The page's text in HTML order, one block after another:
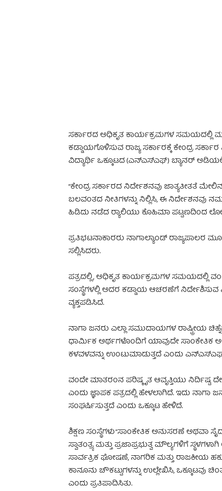
ಸರ್ಕಾರದ ಅಧಿಕೃತ ಕಾರ್ಯಕ್ರಮಗಳ ಸಮಯದಲ್ಲಿ
ಕಡ್ಡಾಯಗೊಳಿಸುವ ರಾಜ್ಯ ಸರ್ಕಾರಕ್ಕೆ ಕೇಂದ್ರ
ವಿದ್ಯಾರ್ಥಿ ಒಕ್ಕೂಟದ (ಎನ್‌ಎಸ್‌ಎಫ್) ಬ್ಯಾನರ್ ಅಡಿಯಲ್ಲಿ
“ಕೇಂದ್ರ ಸರ್ಕಾರದ ನಿರ್ದೇಶನವು ಜಾತ್ಯತೀತತೆ
ಬಲವಂತದ ನೀತಿಗಳನ್ನು ನಿಲ್ಲಿಸಿ, ಈ ನಿರ್ದೇಶನವು
ಹಿಡಿದು ನಡೆದ ರ‍್ಯಾಲಿಯು ಕೊಹಿಮಾ ಪಟ್ಟಣದಿಂದ
ಪ್ರತಿಭಟನಾಕಾರರು ನಾಗಾಲ್ಯಾಂಡ್ ರಾಜ್ಯಪಾಲರ
ಸಲ್ಲಿಸಿದರು.
ಪತ್ರದಲ್ಲಿ, ಅಧಿಕೃತ ಕಾರ್ಯಕ್ರಮಗಳ ಸಮಯದಲ್ಲಿ
ಸಂಸ್ಥೆಗಳಲ್ಲಿ ಅದರ ಕಡ್ಡಾಯ ಆಚರಣೆಗೆ
ವ್ಯಕ್ತಪಡಿಸಿದೆ.
ನಾಗಾ ಜನರು ಎಲ್ಲಾ ಸಮುದಾಯಗಳ ರಾಷ್ಟ್ರೀಯ
ಧಾರ್ಮಿಕ ಅರ್ಥಗಳೊಂದಿಗೆ ಯಾವುದೇ ಸಾಂಕೇತಿಕ
ಕಳವಳವನ್ನು ಉಂಟುಮಾಡುತ್ತದೆ ಎಂದು
ವಂದೇ ಮಾತರಂನ ಪರಿಷ್ಕೃತ ಆವೃತ್ತಿಯು ನಿರ್ದಿಷ್ಟ
ಎಂದು ಜ್ಞಾಪಕ ಪತ್ರದಲ್ಲಿ ಹೇಳಲಾಗಿದೆ. ಇದು ನಾಗಾ
ಸಂಘರ್ಷಿಸುತ್ತದೆ ಎಂದು ಒಕ್ಕೂಟ ಹೇಳಿದೆ.
ಶಿಕ್ಷಣ ಸಂಸ್ಥೆಗಳು “ಸಾಂಕೇತಿಕ ಅನುಸರಣೆ ಅಥವಾ
ಸ್ವಾತಂತ್ರ್ಯ ಮತ್ತು ಪ್ರಜಾಪ್ರಭುತ್ವ ಮೌಲ್ಯಗಳಿಗೆ
ಸಾರ್ವತ್ರಿಕ ಘೋಷಣೆ, ನಾಗರಿಕ ಮತ್ತು ರಾಜಕೀಯ
ಕಾನೂನು ಚೌಕಟ್ಟುಗಳನ್ನು ಉಲ್ಲೇಖಿಸಿ, ಒಕ್ಕೂಟವು
ಎಂದು ಪ್ರತಿಪಾದಿಸಿತು.